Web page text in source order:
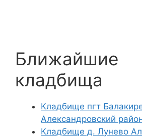
Ближайшие
кладбища
Кладбище пгт
Александровский
Кладбище д. Лунево